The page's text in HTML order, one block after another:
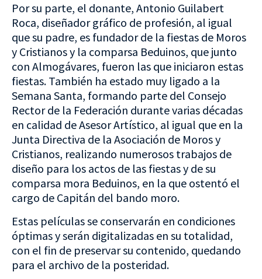
Por su parte, el donante, Antonio Guilabert
Roca, diseñador gráfico de profesión, al igual
que su padre, es fundador de la fiestas de Moros
y Cristianos y la comparsa Beduinos, que junto
con Almogávares, fueron las que iniciaron estas
fiestas. También ha estado muy ligado a la
Semana Santa, formando parte del Consejo
Rector de la Federación durante varias décadas
en calidad de Asesor Artístico, al igual que en la
Junta Directiva de la Asociación de Moros y
Cristianos, realizando numerosos trabajos de
diseño para los actos de las fiestas y de su
comparsa mora Beduinos, en la que ostentó el
cargo de Capitán del bando moro.
Estas películas se conservarán en condiciones
óptimas y serán digitalizadas en su totalidad,
con el fin de preservar su contenido, quedando
para el archivo de la posteridad.